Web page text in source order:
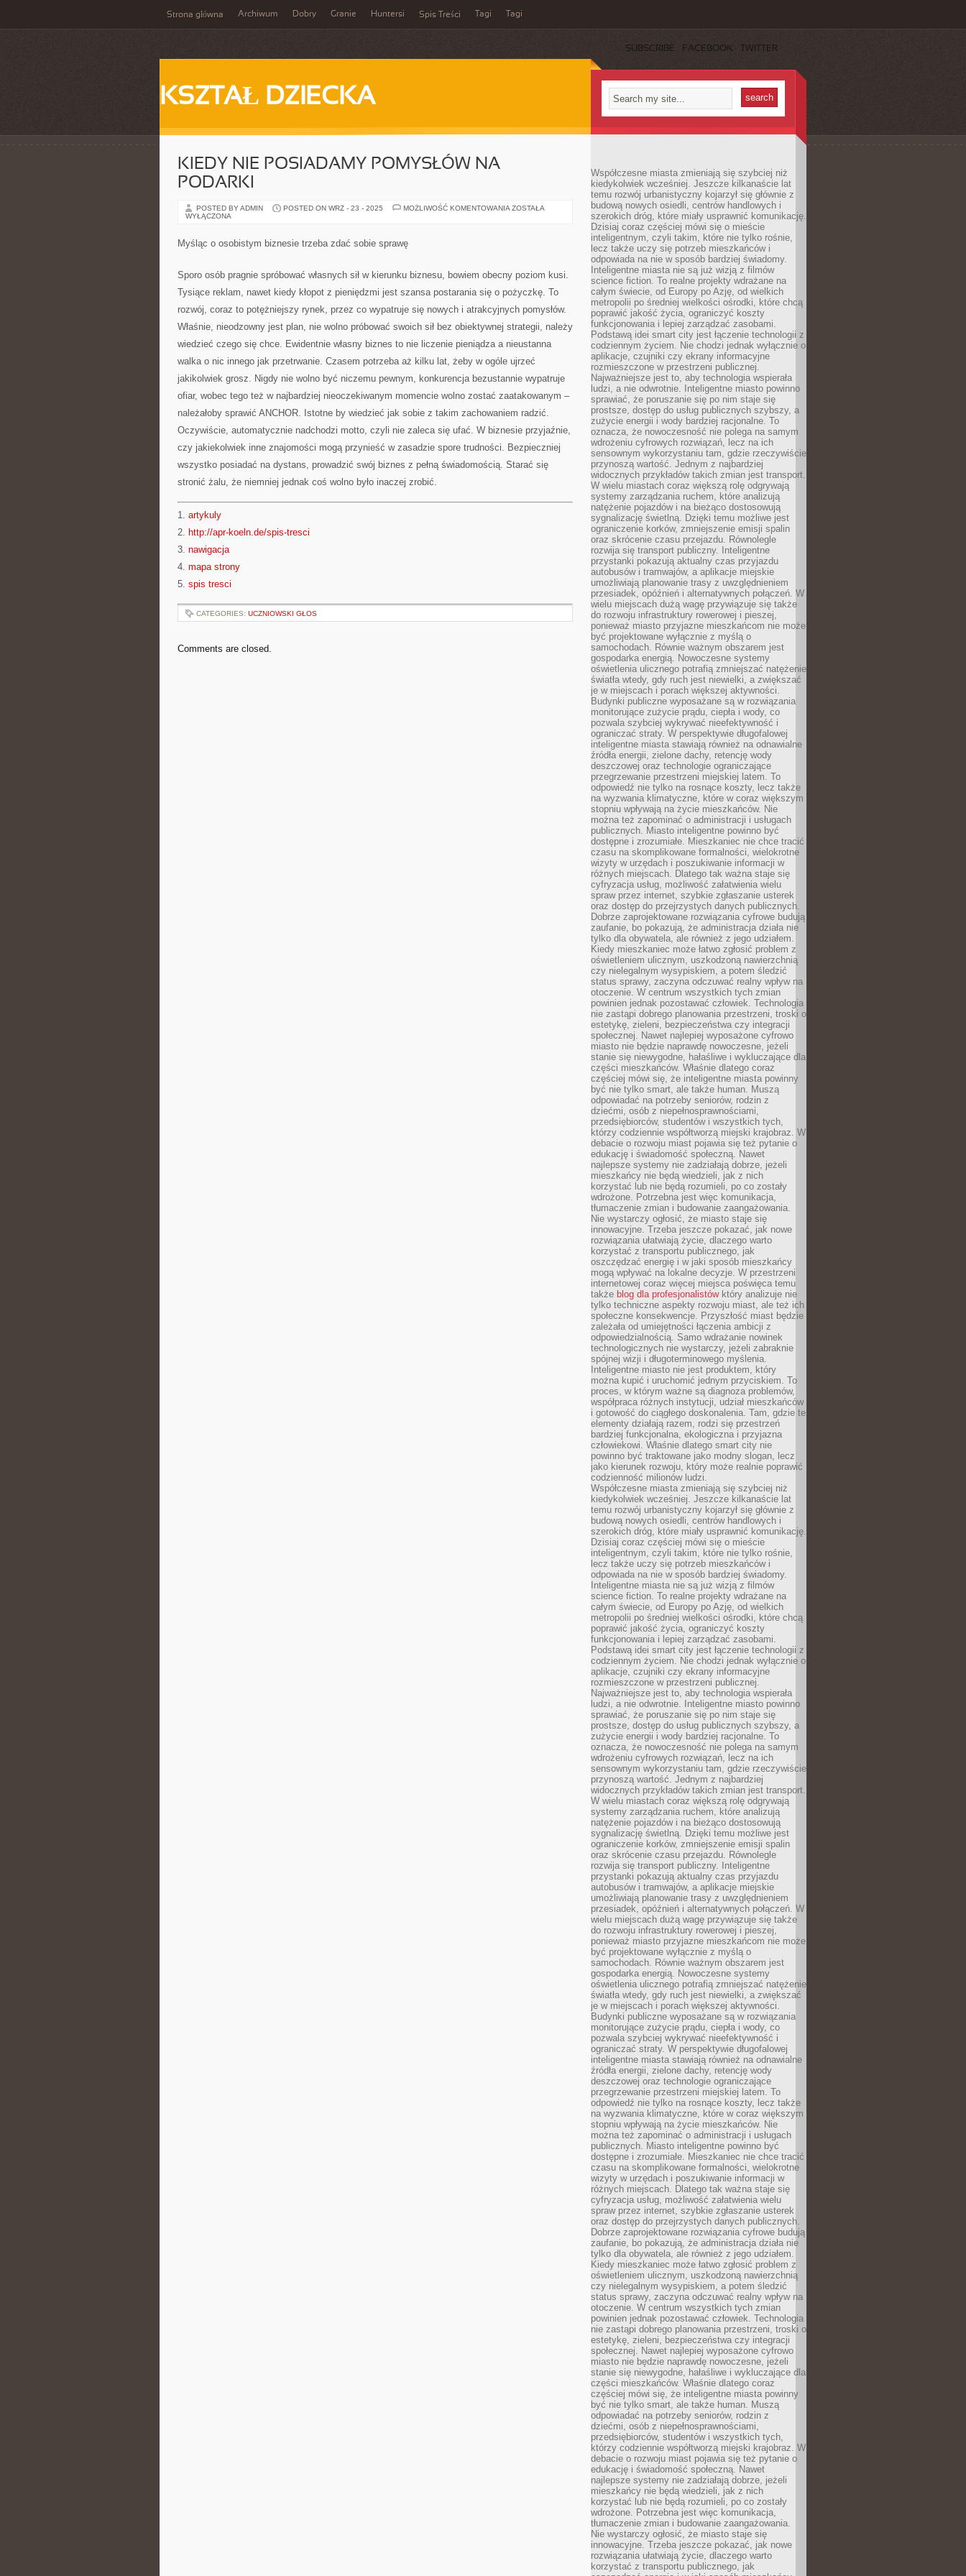
Strona główna Archiwum Dobry Granie Huntersi Spis Treści Tagi Tagi
SUBSCRIBE FACEBOOK TWITTER
KSZTAŁ DZIECKA
KIEDY NIE POSIADAMY POMYSŁÓW NA
PODARKI
POSTED BY ADMIN POSTED ON WRZ - 23 - 2025 MOŻLIWOŚĆ KOMENTOWANIA KIEDY
ZOSTAŁA
WYŁĄCZONA
Myśląc o osobistym biznesie trzeba zdać sobie sprawę
Sporo osób pragnie spróbować własnych sił w kierunku biznesu, bowiem obecny poziom kusi.
Tysiące reklam, nawet kiedy kłopot z pieniędzmi jest szansa postarania się o pożyczkę. To
rozwój, coraz to potężniejszy rynek, przez co wypatruje się nowych i atrakcyjnych pomysłów.
Właśnie, nieodzowny jest plan, nie wolno próbować swoich sił bez obiektywnej strategii, należy
wiedzieć czego się chce. Ewidentnie własny biznes to nie liczenie pieniądza a nieustanna
walka o nic innego jak przetrwanie. Czasem potrzeba aż kilku lat, żeby w ogóle ujrzeć
jakikolwiek grosz. Nigdy nie wolno być niczemu pewnym, konkurencja bezustannie wypatruje
ofiar, wobec tego też w najbardziej nieoczekiwanym momencie wolno zostać zaatakowanym –
należałoby sprawić ANCHOR. Istotne by wiedzieć jak sobie z takim zachowaniem radzić.
Oczywiście, automatycznie nadchodzi motto, czyli nie zaleca się ufać. W biznesie przyjaźnie,
czy jakiekolwiek inne znajomości mogą przynieść w zasadzie spore trudności. Bezpieczniej
wszystko posiadać na dystans, prowadzić swój biznes z pełną świadomością. Starać się
stronić żalu, że niemniej jednak coś wolno było inaczej zrobić.
1. artykuly
2. http://apr-koeln.de/spis-tresci
3. nawigacja
4. mapa strony
5. spis tresci
CATEGORIES: UCZNIOWSKI GŁOS
Comments are closed.
Współczesne miasta zmieniają się szybciej niż
kiedykolwiek wcześniej. Jeszcze kilkanaście lat
temu rozwój urbanistyczny kojarzył się głównie z
budową nowych osiedli, centrów handlowych i
szerokich dróg, które miały usprawnić komunikację.
Dzisiaj coraz częściej mówi się o mieście
inteligentnym, czyli takim, które nie tylko rośnie,
lecz także uczy się potrzeb mieszkańców i
odpowiada na nie w sposób bardziej świadomy.
Inteligentne miasta nie są już wizją z filmów
science fiction. To realne projekty wdrażane na
całym świecie, od Europy po Azję, od wielkich
metropolii po średniej wielkości ośrodki, które chcą
poprawić jakość życia, ograniczyć koszty
funkcjonowania i lepiej zarządzać zasobami.
Podstawą idei smart city jest łączenie technologii z
codziennym życiem. Nie chodzi jednak wyłącznie o
aplikacje, czujniki czy ekrany informacyjne
rozmieszczone w przestrzeni publicznej.
Najważniejsze jest to, aby technologia wspierała
ludzi, a nie odwrotnie. Inteligentne miasto powinno
sprawiać, że poruszanie się po nim staje się
prostsze, dostęp do usług publicznych szybszy, a
zużycie energii i wody bardziej racjonalne. To
oznacza, że nowoczesność nie polega na samym
wdrożeniu cyfrowych rozwiązań, lecz na ich
sensownym wykorzystaniu tam, gdzie rzeczywiście
przynoszą wartość. Jednym z najbardziej
widocznych przykładów takich zmian jest transport.
W wielu miastach coraz większą rolę odgrywają
systemy zarządzania ruchem, które analizują
natężenie pojazdów i na bieżąco dostosowują
sygnalizację świetlną. Dzięki temu możliwe jest
ograniczenie korków, zmniejszenie emisji spalin
oraz skrócenie czasu przejazdu. Równolegle
rozwija się transport publiczny. Inteligentne
przystanki pokazują aktualny czas przyjazdu
autobusów i tramwajów, a aplikacje miejskie
umożliwiają planowanie trasy z uwzględnieniem
przesiadek, opóźnień i alternatywnych połączeń. W
wielu miejscach dużą wagę przywiązuje się także
do rozwoju infrastruktury rowerowej i pieszej,
ponieważ miasto przyjazne mieszkańcom nie może
być projektowane wyłącznie z myślą o
samochodach. Równie ważnym obszarem jest
gospodarka energią. Nowoczesne systemy
oświetlenia ulicznego potrafią zmniejszać natężenie
światła wtedy, gdy ruch jest niewielki, a zwiększać
je w miejscach i porach większej aktywności.
Budynki publiczne wyposażane są w rozwiązania
monitorujące zużycie prądu, ciepła i wody, co
pozwala szybciej wykrywać nieefektywność i
ograniczać straty. W perspektywie długofalowej
inteligentne miasta stawiają również na odnawialne
źródła energii, zielone dachy, retencję wody
deszczowej oraz technologie ograniczające
przegrzewanie przestrzeni miejskiej latem. To
odpowiedź nie tylko na rosnące koszty, lecz także
na wyzwania klimatyczne, które w coraz większym
stopniu wpływają na życie mieszkańców. Nie
można też zapominać o administracji i usługach
publicznych. Miasto inteligentne powinno być
dostępne i zrozumiałe. Mieszkaniec nie chce tracić
czasu na skomplikowane formalności, wielokrotne
wizyty w urzędach i poszukiwanie informacji w
różnych miejscach. Dlatego tak ważna staje się
cyfryzacja usług, możliwość załatwienia wielu
spraw przez internet, szybkie zgłaszanie usterek
oraz dostęp do przejrzystych danych publicznych.
Dobrze zaprojektowane rozwiązania cyfrowe budują
zaufanie, bo pokazują, że administracja działa nie
tylko dla obywatela, ale również z jego udziałem.
Kiedy mieszkaniec może łatwo zgłosić problem z
oświetleniem ulicznym, uszkodzoną nawierzchnią
czy nielegalnym wysypiskiem, a potem śledzić
status sprawy, zaczyna odczuwać realny wpływ na
otoczenie. W centrum wszystkich tych zmian
powinien jednak pozostawać człowiek. Technologia
nie zastąpi dobrego planowania przestrzeni, troski o
estetykę, zieleni, bezpieczeństwa czy integracji
społecznej. Nawet najlepiej wyposażone cyfrowo
miasto nie będzie naprawdę nowoczesne, jeżeli
stanie się niewygodne, hałaśliwe i wykluczające dla
części mieszkańców. Właśnie dlatego coraz
częściej mówi się, że inteligentne miasta powinny
być nie tylko smart, ale także human. Muszą
odpowiadać na potrzeby seniorów, rodzin z
dziećmi, osób z niepełnosprawnościami,
przedsiębiorców, studentów i wszystkich tych,
którzy codziennie współtworzą miejski krajobraz. W
debacie o rozwoju miast pojawia się też pytanie o
edukację i świadomość społeczną. Nawet
najlepsze systemy nie zadziałają dobrze, jeżeli
mieszkańcy nie będą wiedzieli, jak z nich
korzystać lub nie będą rozumieli, po co zostały
wdrożone. Potrzebna jest więc komunikacja,
tłumaczenie zmian i budowanie zaangażowania.
Nie wystarczy ogłosić, że miasto staje się
innowacyjne. Trzeba jeszcze pokazać, jak nowe
rozwiązania ułatwiają życie, dlaczego warto
korzystać z transportu publicznego, jak
oszczędzać energię i w jaki sposób mieszkańcy
mogą wpływać na lokalne decyzje. W przestrzeni
internetowej coraz więcej miejsca poświęca temu
także blog dla profesjonalistówktóry analizuje nie
tylko techniczne aspekty rozwoju miast, ale też ich
społeczne konsekwencje. Przyszłość miast będzie
zależała od umiejętności łączenia ambicji z
odpowiedzialnością. Samo wdrażanie nowinek
technologicznych nie wystarczy, jeżeli zabraknie
spójnej wizji i długoterminowego myślenia.
Inteligentne miasto nie jest produktem, który
można kupić i uruchomić jednym przyciskiem. To
proces, w którym ważne są diagnoza problemów,
współpraca różnych instytucji, udział mieszkańców
i gotowość do ciągłego doskonalenia. Tam, gdzie te
elementy działają razem, rodzi się przestrzeń
bardziej funkcjonalna, ekologiczna i przyjazna
człowiekowi. Właśnie dlatego smart city nie
powinno być traktowane jako modny slogan, lecz
jako kierunek rozwoju, który może realnie poprawić
codzienność milionów ludzi.
Współczesne miasta zmieniają się szybciej niż
kiedykolwiek wcześniej. Jeszcze kilkanaście lat
temu rozwój urbanistyczny kojarzył się głównie z
budową nowych osiedli, centrów handlowych i
szerokich dróg, które miały usprawnić komunikację.
Dzisiaj coraz częściej mówi się o mieście
inteligentnym, czyli takim, które nie tylko rośnie,
lecz także uczy się potrzeb mieszkańców i
odpowiada na nie w sposób bardziej świadomy.
Inteligentne miasta nie są już wizją z filmów
science fiction. To realne projekty wdrażane na
całym świecie, od Europy po Azję, od wielkich
metropolii po średniej wielkości ośrodki, które chcą
poprawić jakość życia, ograniczyć koszty
funkcjonowania i lepiej zarządzać zasobami.
Podstawą idei smart city jest łączenie technologii z
codziennym życiem. Nie chodzi jednak wyłącznie o
aplikacje, czujniki czy ekrany informacyjne
rozmieszczone w przestrzeni publicznej.
Najważniejsze jest to, aby technologia wspierała
ludzi, a nie odwrotnie. Inteligentne miasto powinno
sprawiać, że poruszanie się po nim staje się
prostsze, dostęp do usług publicznych szybszy, a
zużycie energii i wody bardziej racjonalne. To
oznacza, że nowoczesność nie polega na samym
wdrożeniu cyfrowych rozwiązań, lecz na ich
sensownym wykorzystaniu tam, gdzie rzeczywiście
przynoszą wartość. Jednym z najbardziej
widocznych przykładów takich zmian jest transport.
W wielu miastach coraz większą rolę odgrywają
systemy zarządzania ruchem, które analizują
natężenie pojazdów i na bieżąco dostosowują
sygnalizację świetlną. Dzięki temu możliwe jest
ograniczenie korków, zmniejszenie emisji spalin
oraz skrócenie czasu przejazdu. Równolegle
rozwija się transport publiczny. Inteligentne
przystanki pokazują aktualny czas przyjazdu
autobusów i tramwajów, a aplikacje miejskie
umożliwiają planowanie trasy z uwzględnieniem
przesiadek, opóźnień i alternatywnych połączeń. W
wielu miejscach dużą wagę przywiązuje się także
do rozwoju infrastruktury rowerowej i pieszej,
ponieważ miasto przyjazne mieszkańcom nie może
być projektowane wyłącznie z myślą o
samochodach. Równie ważnym obszarem jest
gospodarka energią. Nowoczesne systemy
oświetlenia ulicznego potrafią zmniejszać natężenie
światła wtedy, gdy ruch jest niewielki, a zwiększać
je w miejscach i porach większej aktywności.
Budynki publiczne wyposażane są w rozwiązania
monitorujące zużycie prądu, ciepła i wody, co
pozwala szybciej wykrywać nieefektywność i
ograniczać straty. W perspektywie długofalowej
inteligentne miasta stawiają również na odnawialne
źródła energii, zielone dachy, retencję wody
deszczowej oraz technologie ograniczające
przegrzewanie przestrzeni miejskiej latem. To
odpowiedź nie tylko na rosnące koszty, lecz także
na wyzwania klimatyczne, które w coraz większym
stopniu wpływają na życie mieszkańców. Nie
można też zapominać o administracji i usługach
publicznych. Miasto inteligentne powinno być
dostępne i zrozumiałe. Mieszkaniec nie chce tracić
czasu na skomplikowane formalności, wielokrotne
wizyty w urzędach i poszukiwanie informacji w
różnych miejscach. Dlatego tak ważna staje się
cyfryzacja usług, możliwość załatwienia wielu
spraw przez internet, szybkie zgłaszanie usterek
oraz dostęp do przejrzystych danych publicznych.
Dobrze zaprojektowane rozwiązania cyfrowe budują
zaufanie, bo pokazują, że administracja działa nie
tylko dla obywatela, ale również z jego udziałem.
Kiedy mieszkaniec może łatwo zgłosić problem z
oświetleniem ulicznym, uszkodzoną nawierzchnią
czy nielegalnym wysypiskiem, a potem śledzić
status sprawy, zaczyna odczuwać realny wpływ na
otoczenie. W centrum wszystkich tych zmian
powinien jednak pozostawać człowiek. Technologia
nie zastąpi dobrego planowania przestrzeni, troski o
estetykę, zieleni, bezpieczeństwa czy integracji
społecznej. Nawet najlepiej wyposażone cyfrowo
miasto nie będzie naprawdę nowoczesne, jeżeli
stanie się niewygodne, hałaśliwe i wykluczające dla
części mieszkańców. Właśnie dlatego coraz
częściej mówi się, że inteligentne miasta powinny
być nie tylko smart, ale także human. Muszą
odpowiadać na potrzeby seniorów, rodzin z
dziećmi, osób z niepełnosprawnościami,
przedsiębiorców, studentów i wszystkich tych,
którzy codziennie współtworzą miejski krajobraz. W
debacie o rozwoju miast pojawia się też pytanie o
edukację i świadomość społeczną. Nawet
najlepsze systemy nie zadziałają dobrze, jeżeli
mieszkańcy nie będą wiedzieli, jak z nich
korzystać lub nie będą rozumieli, po co zostały
wdrożone. Potrzebna jest więc komunikacja,
tłumaczenie zmian i budowanie zaangażowania.
Nie wystarczy ogłosić, że miasto staje się
innowacyjne. Trzeba jeszcze pokazać, jak nowe
rozwiązania ułatwiają życie, dlaczego warto
korzystać z transportu publicznego, jak